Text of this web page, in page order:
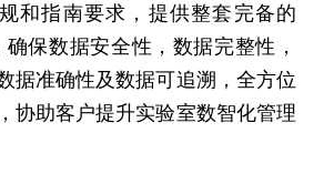
和指南要求，提供整套完备的
保数据安全性，数据完整性，
据准确性及数据可追溯，全方位
协助客户提升实验室数智化管理